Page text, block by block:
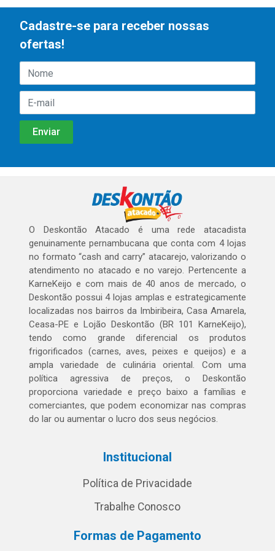
Cadastre-se para receber nossas
ofertas!
O Deskontão Atacado é uma rede atacadista
genuinamente pernambucana que conta com 4 lojas
no formato “cash and carry” atacarejo, valorizando o
atendimento no atacado e no varejo. Pertencente a
KarneKeijo e com mais de 40 anos de mercado, o
Deskontão possui 4 lojas amplas e estrategicamente
localizadas nos bairros da Imbiribeira, Casa Amarela,
Ceasa-PE e Lojão Deskontão (BR 101 KarneKeijo),
tendo como grande diferencial os produtos
frigorificados (carnes, aves, peixes e queijos) e a
ampla variedade de culinária oriental. Com uma
política agressiva de preços, o Deskontão
proporciona variedade e preço baixo a famílias e
comerciantes, que podem economizar nas compras
do lar ou aumentar o lucro dos seus negócios.
Institucional
Política de Privacidade
Trabalhe Conosco
Formas de Pagamento